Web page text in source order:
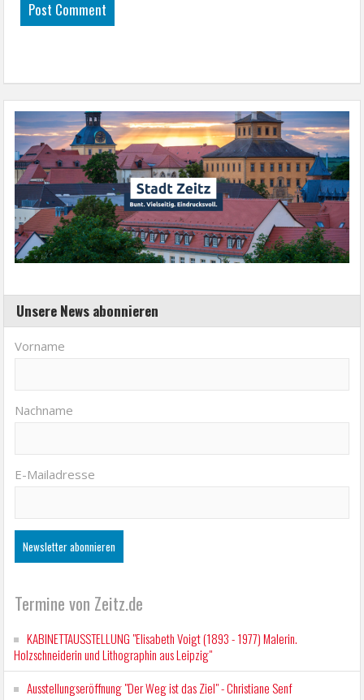
Unsere News abonnieren
Vorname
Nachname
E-Mailadresse
Termine von Zeitz.de
KABINETTAUSSTELLUNG "Elisabeth Voigt (1893 - 1977) Malerin.
Holzschneiderin und Lithographin aus Leipzig"
Ausstellungseröffnung "Der Weg ist das Ziel" - Christiane Senf